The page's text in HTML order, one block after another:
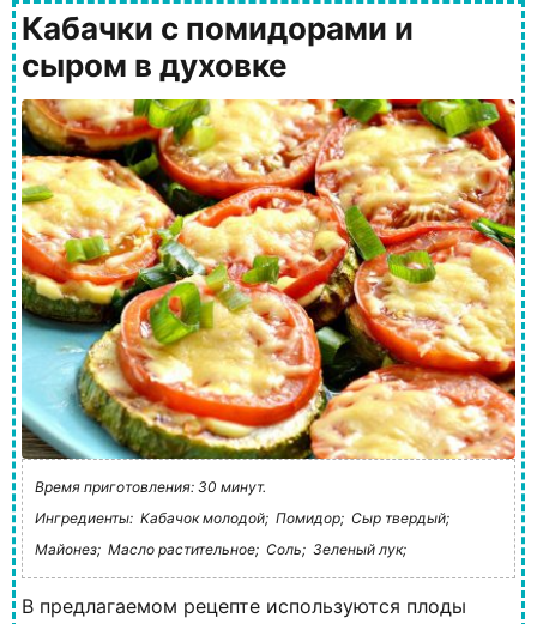
Кабачки с помидорами и
сыром в духовке
Время приготовления: 30 минут.
Ингредиенты: Кабачок молодой; Помидор; Сыр твердый;
Майонез; Масло растительное; Соль; Зеленый лук;
В предлагаемом рецепте используются плоды